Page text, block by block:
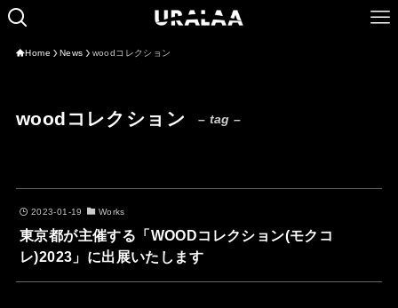
Home News woodコレクション
woodコレクション – tag –
2023-01-19 Works
東京都が主催する「WOODコレクション(モクコ
レ)2023」に出展いたします